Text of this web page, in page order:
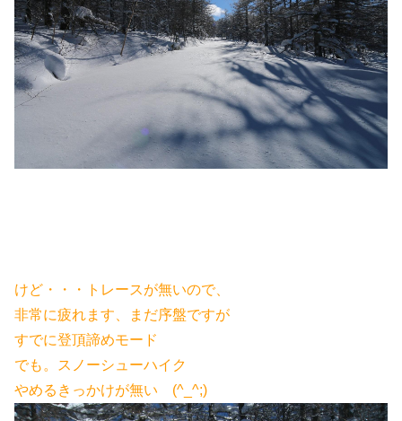
けど・・・トレースが無いので、
非常に疲れます、まだ序盤ですが
すでに登頂諦めモード
でも。スノーシューハイク
やめるきっかけが無い (^_^;)